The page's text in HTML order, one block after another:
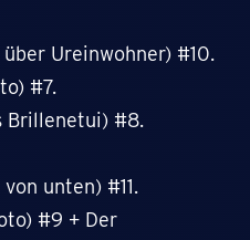
Ureinwohner) #10.
#7.
Brillenetui) #8.
unten) #11.
#9 + Der